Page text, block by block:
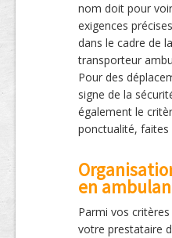
nom doit pour
exigences
dans le cadre de
transporteur
Pour des
signe de la
également le
ponctualité, faites
en
Parmi vos
votre prestataire